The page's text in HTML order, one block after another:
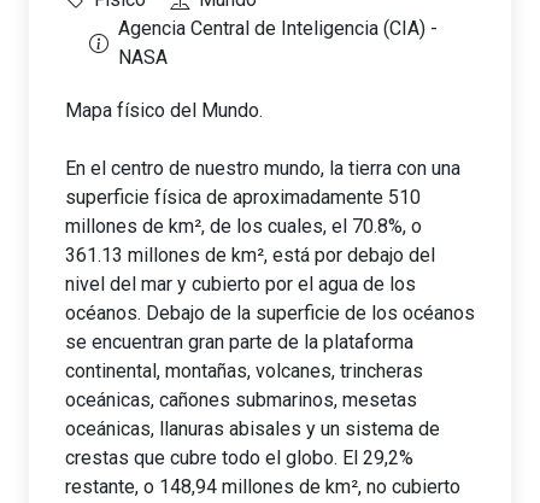
Agencia Central de Inteligencia (CIA) -
NASA
Mapa físico del Mundo.
En el centro de nuestro mundo, la tierra con una
superficie física de aproximadamente 510
millones de km², de los cuales, el 70.8%, o
361.13 millones de km², está por debajo del
nivel del mar y cubierto por el agua de los
océanos. Debajo de la superficie de los océanos
se encuentran gran parte de la plataforma
continental, montañas, volcanes, trincheras
oceánicas, cañones submarinos, mesetas
oceánicas, llanuras abisales y un sistema de
crestas que cubre todo el globo. El 29,2%
restante, o 148,94 millones de km², no cubierto